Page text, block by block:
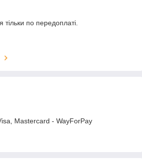
тільки по передоплаті.
Mastercard - WayForPay